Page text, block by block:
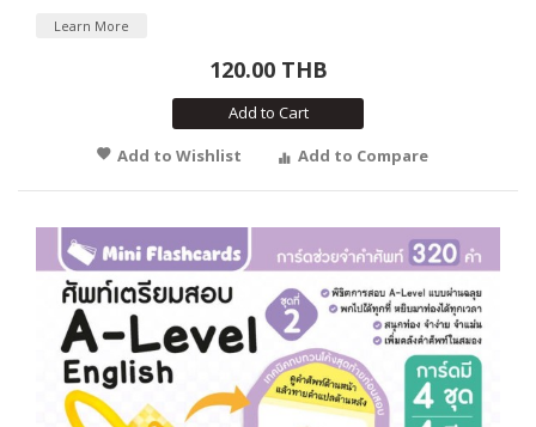
Learn More
120.00 THB
Add to Cart
Add to Wishlist
Add to Compare